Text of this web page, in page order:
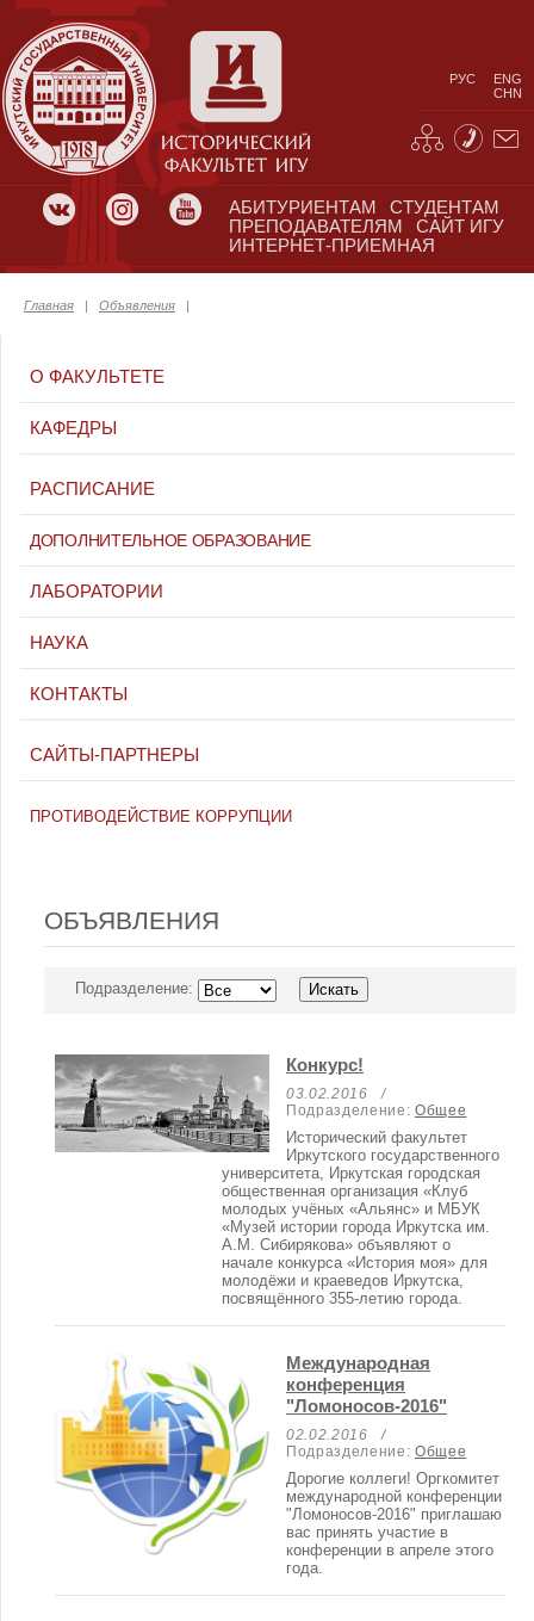
РУС
ENG
CHN
АБИТУРИЕНТАМ
СТУДЕНТАМ
ПРЕПОДАВАТЕЛЯМ
САЙТ ИГУ
ИНТЕРНЕТ-ПРИЕМНАЯ
Главная | Объявления |
О ФАКУЛЬТЕТЕ
КАФЕДРЫ
РАСПИСАНИЕ
ДОПОЛНИТЕЛЬНОЕ ОБРАЗОВАНИЕ
ЛАБОРАТОРИИ
НАУКА
КОНТАКТЫ
САЙТЫ-ПАРТНЕРЫ
ПРОТИВОДЕЙСТВИЕ КОРРУПЦИИ
ОБЪЯВЛЕНИЯ
Подразделение:
Конкурс!
03.02.2016 /
Подразделение: Общее
Исторический факультет
Иркутского государственного
университета, Иркутская городская
общественная организация «Клуб
молодых учёных «Альянс» и МБУК
«Музей истории города Иркутска им.
А.М. Сибирякова» объявляют о
начале конкурса «История моя» для
молодёжи и краеведов Иркутска,
посвящённого 355-летию города.
Международная
конференция
"Ломоносов-2016"
02.02.2016 /
Подразделение: Общее
Дорогие коллеги! Оргкомитет
международной конференции
"Ломоносов-2016" приглашаю
вас принять участие в
конференции в апреле этого
года.